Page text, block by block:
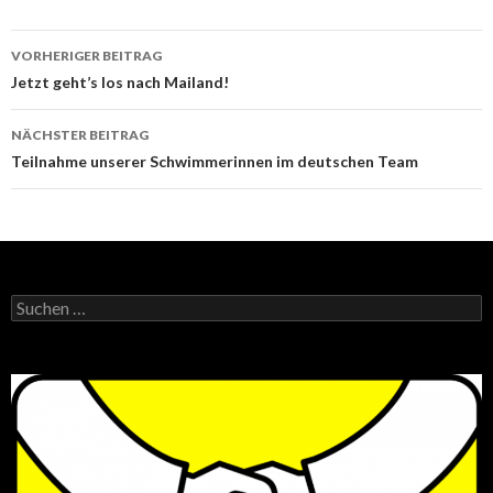
Beitrags-
Navigation
VORHERIGER BEITRAG
Jetzt geht’s los nach Mailand!
NÄCHSTER BEITRAG
Teilnahme unserer Schwimmerinnen im deutschen Team
Suchen
nach: